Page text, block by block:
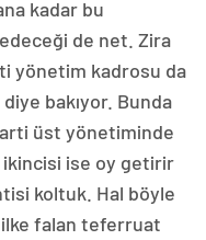
kadar bu
de net. Zira
yönetim kadrosu da
bakıyor. Bunda
üst yönetiminde
ikincisi ise oy getirir
koltuk. Hal böyle
falan teferruat